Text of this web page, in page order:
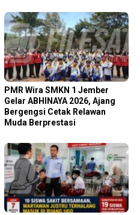
PMR Wira SMKN 1 Jember
Gelar ABHINAYA 2026, Ajang
Bergengsi Cetak Relawan
Muda Berprestasi